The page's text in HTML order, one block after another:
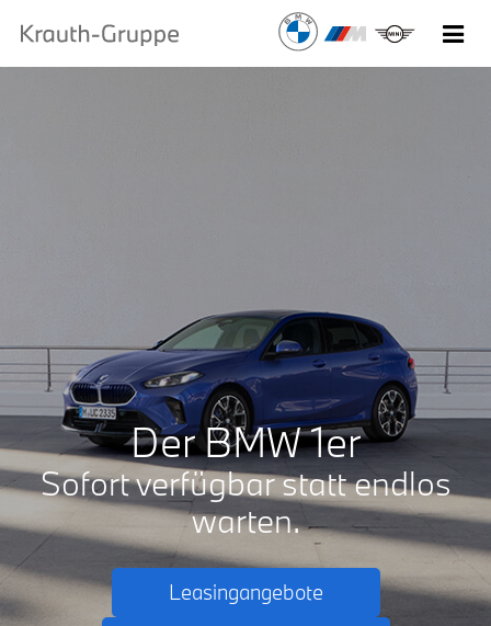
Der BMW 1er
Sofort verfügbar statt endlos
warten.
Leasingangebote